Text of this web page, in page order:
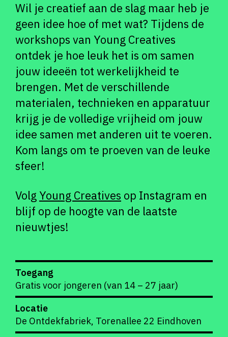
Wil je creatief aan de slag maar heb je
geen idee hoe of met wat? Tijdens de
workshops van Young Creatives
ontdek je hoe leuk het is om samen
jouw ideeën tot werkelijkheid te
brengen. Met de verschillende
materialen, technieken en apparatuur
krijg je de volledige vrijheid om jouw
idee samen met anderen uit te voeren.
Kom langs om te proeven van de leuke
sfeer!
Volg Young Creatives op Instagram en
blijf op de hoogte van de laatste
nieuwtjes!
Toegang
Gratis voor jongeren (van 14 – 27 jaar)
Locatie
De Ontdekfabriek, Torenallee 22 Eindhoven